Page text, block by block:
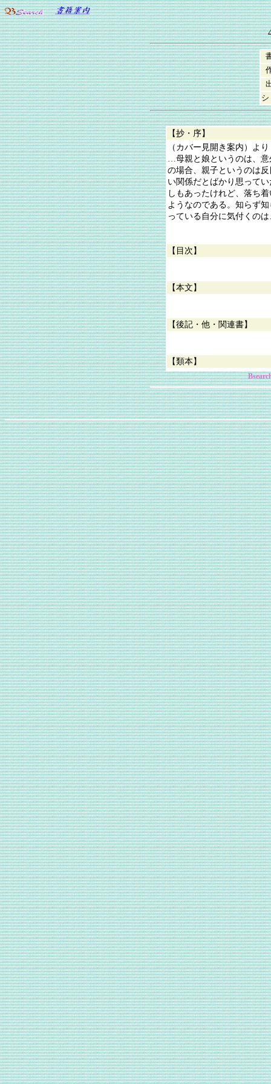
【抄・序】
（カバー見開き案内）より
…母親と娘というのは、
の場合、親子というのは
い関係だとばかり思って
しもあったけれど、落ち
ようなのである。知らず
っている自分に気付くの
【目次】
【本文】
【後記・他・関連書】
【類本】